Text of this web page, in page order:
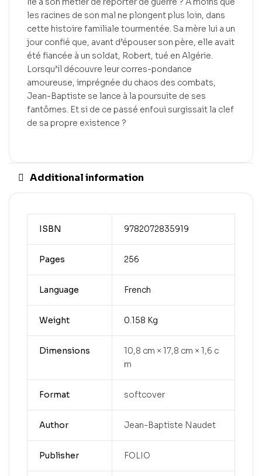
les racines de son mal ne plongent plus loin, dans
cette histoire familiale tourmentée. Sa mère lui a un
jour confié que, avant d’épouser son père, elle avait
été fiancée à un soldat, Robert, tué en Algérie.
Lorsqu’il découvre leur corres-pondance
amoureuse, imprégnée du chaos des combats,
Jean-Baptiste se lance à la poursuite de ses
fantômes. Et si de ce passé enfoui surgissait la clef
de sa propre existence ?
Additional information
ISBN 9782072835919
Pages 256
Language French
Weight 0.158 Kg
Dimensions
10,8 cm × 17,8 cm × 1,6 c
m
Format softcover
Author Jean-Baptiste Naudet
Publisher FOLIO